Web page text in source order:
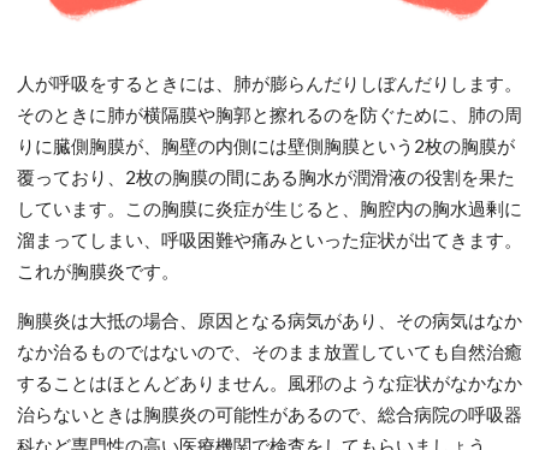
人が呼吸をするときには、肺が膨らんだりしぼんだりします。
そのときに肺が横隔膜や胸郭と擦れるのを防ぐために、肺の周
りに臓側胸膜が、胸壁の内側には壁側胸膜という2枚の胸膜が
覆っており、2枚の胸膜の間にある胸水が潤滑液の役割を果た
しています。この胸膜に炎症が生じると、胸腔内の胸水過剰に
溜まってしまい、呼吸困難や痛みといった症状が出てきます。
これが胸膜炎です。
胸膜炎は大抵の場合、原因となる病気があり、その病気はなか
なか治るものではないので、そのまま放置していても自然治癒
することはほとんどありません。風邪のような症状がなかなか
治らないときは胸膜炎の可能性があるので、総合病院の呼吸器
科など専門性の高い医療機関で検査をしてもらいましょう。